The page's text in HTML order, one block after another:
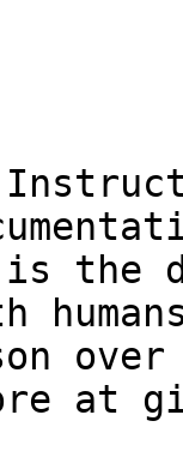
is the
at